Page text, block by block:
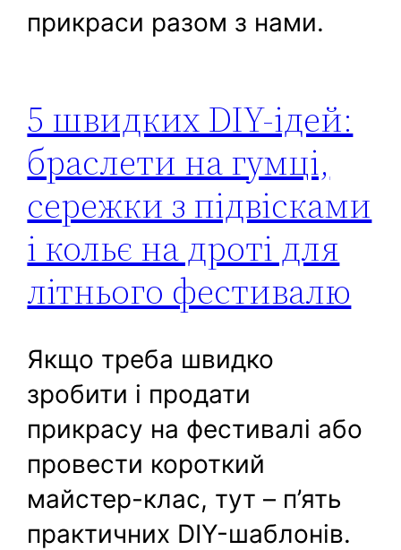
прикраси разом з нами.
5 швидких DIY-ідей:
браслети на гумці,
сережки з підвісками
і кольє на дроті для
літнього фестивалю
Якщо треба швидко
зробити і продати
прикрасу на фестивалі або
провести короткий
майстер-клас, тут – п’ять
практичних DIY-шаблонів.